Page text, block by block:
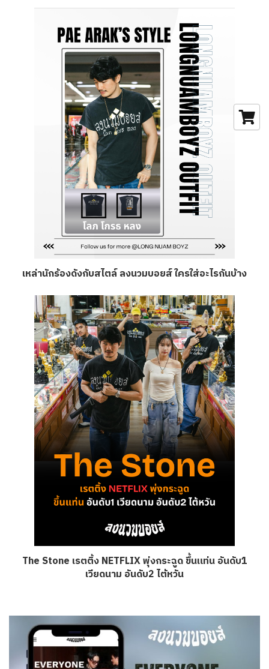
เหล่านักร้องดังกับสไตล์ ลงนวมบอยส์ ใครใส่อะไรกันบ้าง
The Stone เรตติ้ง NETFLIX พุ่งกระฉูด ขึ้นแท่น อันดับ1
เวียดนาม อันดับ2 ไต้หวัน